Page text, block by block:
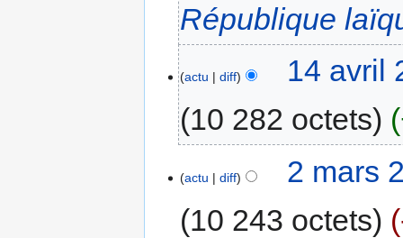
République
actu diff
14 avril
10 282 octets
actu diff
2 mars
10 243 octets